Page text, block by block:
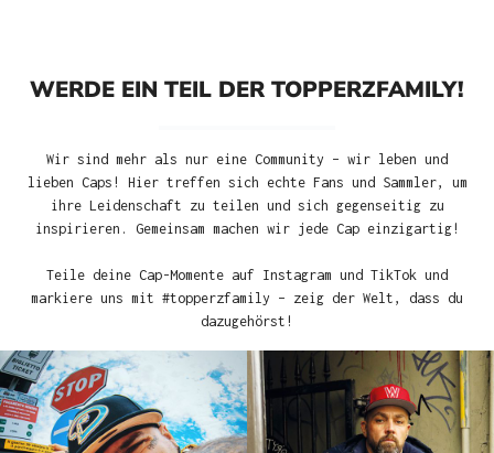
WERDE EIN TEIL DER TOPPERZFAMILY!
Wir sind mehr als nur eine Community – wir leben und
lieben Caps! Hier treffen sich echte Fans und Sammler, um
ihre Leidenschaft zu teilen und sich gegenseitig zu
inspirieren. Gemeinsam machen wir jede Cap einzigartig!
Teile deine Cap-Momente auf Instagram und TikTok und
markiere uns mit #topperzfamily – zeig der Welt, dass du
dazugehörst!